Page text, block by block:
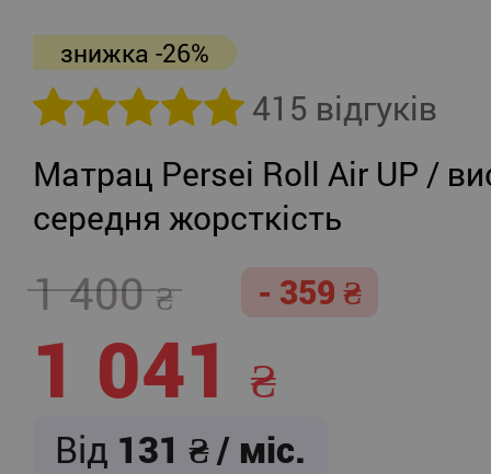
знижка -26%
415 відгуків
Матрац Persei Roll Air UP /
середня жорсткість
1 400 - 359
1 041
Від 131 / міс.